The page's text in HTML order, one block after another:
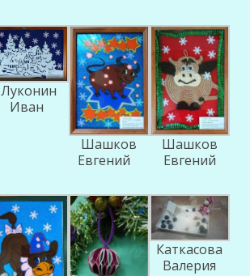
Луконин
Иван
Шашков
Евгений
Шашков
Евгений
Каткасова
Валерия